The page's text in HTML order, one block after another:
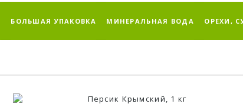
БОЛЬШАЯ УПАКОВКА МИНЕРАЛЬНАЯ ВОДА ОРЕХИ,